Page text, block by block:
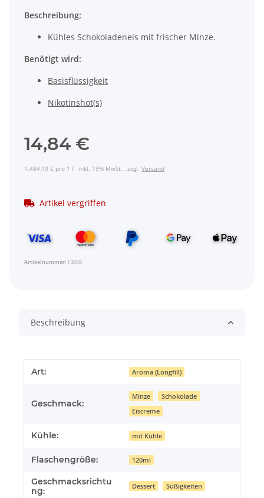
Beschreibung:
Kühles Schokoladeneis mit frischer Minze.
Benötigt wird:
Basisflüssigkeit
Nikotinshot(s)
14,84 €
1.484,10 € pro 1 l inkl. 19% MwSt. , zzgl. Versand
Artikel vergriffen
Artikelnummer: 13858
Beschreibung
Art: Aroma (Longfill)
Geschmack:
Minze
Schokolade
Eiscreme
Kühle: mit Kühle
Flaschengröße: 120ml
Geschmacksrichtu
ng:
Dessert Süßigkeiten